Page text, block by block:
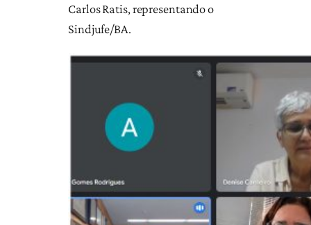
Carlos Ratis, representando o
Sindjufe/BA.